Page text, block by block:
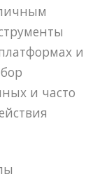
и
и часто